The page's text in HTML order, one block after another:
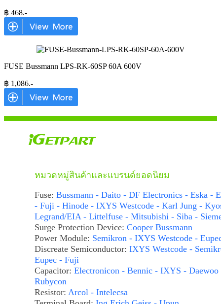
฿ 468.-
FUSE Bussmann LPS-RK-60SP 60A 600V
฿ 1,086.-
หมวดหมู่สินค้าและแบรนด์ยอดนิยม
Fuse: Bussmann - Daito - DF Electronics - Eska -
- Fuji - Hinode - IXYS Westcode - Karl Jung -
Legrand/EIA - Littelfuse - Mitsubishi - Siba -
Surge Protection Device: Cooper Bussmann
Power Module: Semikron - IXYS Westcode -
Discreate Semiconductor: IXYS Westcode -
Eupec - Fuji
Capacitor: Electronicon - Bennic - IXYS - Daewoo
Rubycon
Resistor: Arcol - Intelecsa